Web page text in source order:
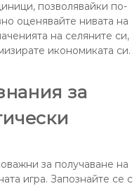
позволявайки по-
оценявайте нивата на
на селяните си,
икономиката си.
за
за получаване на
игра. Запознайте се с